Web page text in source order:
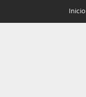
Inicio